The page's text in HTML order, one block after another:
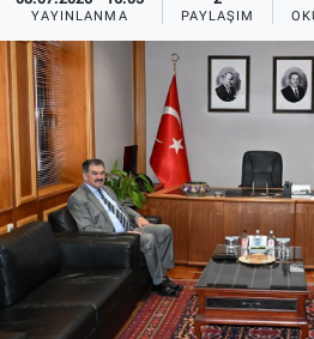
YAYINLANMA PAYLAŞIM
ASAYİŞ